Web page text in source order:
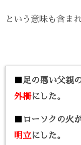
という意味も含ま
足の悪い父親
外柵にした。
ローソクの火
明立にした。